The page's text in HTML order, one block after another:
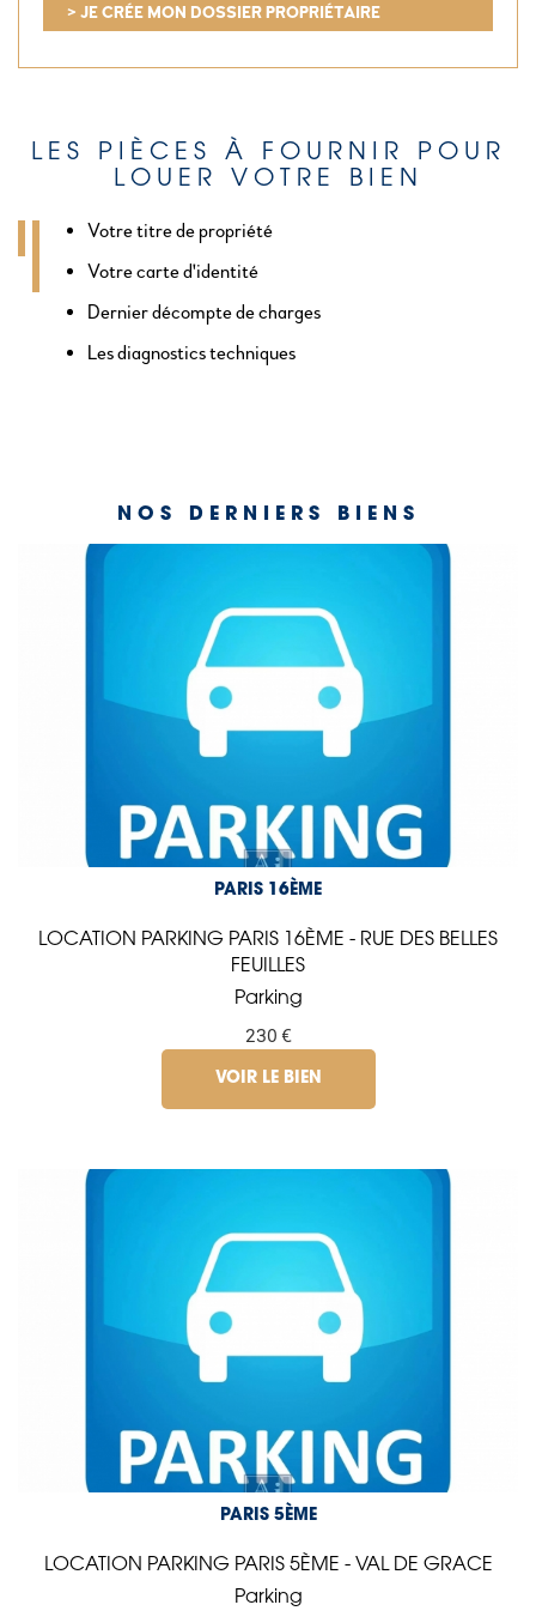
> JE CRÉE MON DOSSIER PROPRIÉTAIRE
LES PIÈCES À FOURNIR POUR
LOUER VOTRE BIEN
Votre titre de propriété
Votre carte d'identité
Dernier décompte de charges
Les diagnostics techniques
NOS DERNIERS BIENS
PARIS 16ÈME
LOCATION PARKING PARIS 16ÈME - RUE DES BELLES
FEUILLES
Parking
230 €
VOIR LE BIEN
PARIS 5ÈME
LOCATION PARKING PARIS 5ÈME - VAL DE GRACE
Parking